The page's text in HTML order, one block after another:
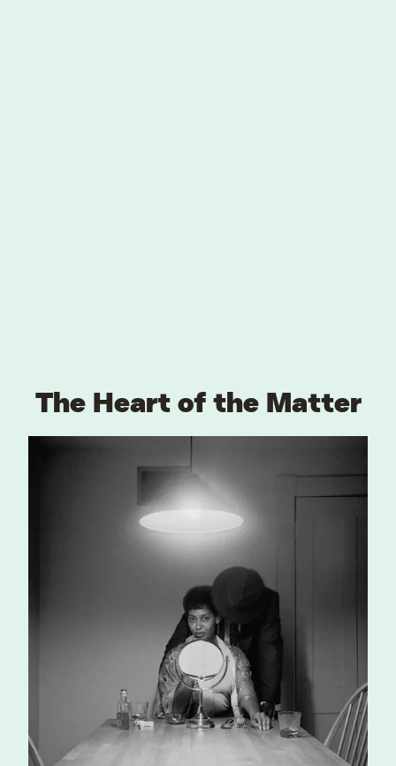
The Heart of the Matter
VIND EXPO’S, ACTIVITEITEN & INFORMATIE